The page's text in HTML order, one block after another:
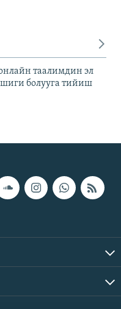
таалимдин эл
болууга тийиш